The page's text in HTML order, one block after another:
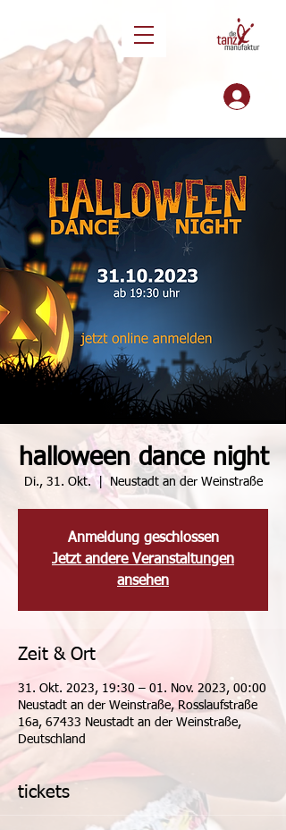
halloween dance night
Di., 31. Okt.
  |
Neustadt an der Weinstraße
Anmeldung geschlossen
Jetzt andere Veranstaltungen
ansehen
Zeit & Ort
31. Okt. 2023, 19:30 – 01. Nov. 2023, 00:00
Neustadt an der Weinstraße, Rosslaufstraße
16a, 67433 Neustadt an der Weinstraße,
Deutschland
tickets